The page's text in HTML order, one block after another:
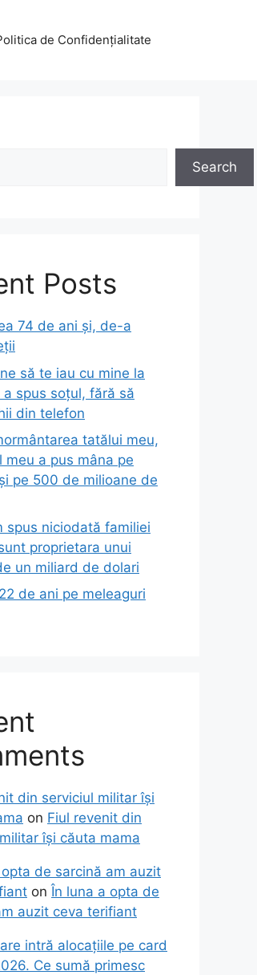
de Confidențialitate
Search
Posts
74 de ani și, de-a
să te iau cu mine la
spus soțul, fără să
din telefon
tatălui meu,
meu a pus mâna pe
pe 500 de milioane de
spus niciodată familiei
proprietara unui
un miliard de dolari
de ani pe meleaguri
din serviciul militar își
on Fiul revenit din
își căuta mama
de sarcină am auzit
on În luna a opta de
auzit ceva terifiant
intră alocațiile pe card
Ce sumă primesc